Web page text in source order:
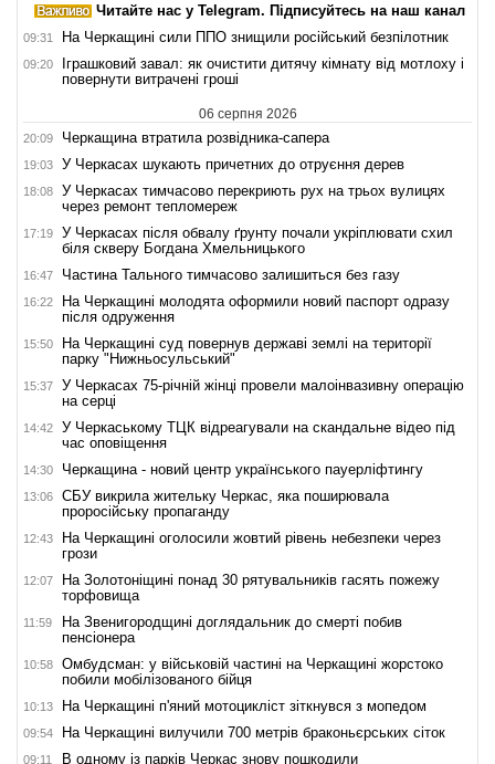
Читайте нас у Telegram. Підписуйтесь на наш канал
09:31 На Черкащині сили ППО знищили російський безпілотник
09:20
Іграшковий завал: як очистити дитячу кімнату від мотлоху і
повернути витрачені гроші
06 серпня 2026
20:09 Черкащина втратила розвідника-сапера
19:03 У Черкасах шукають причетних до отруєння дерев
18:08
У Черкасах тимчасово перекриють рух на трьох вулицях
через ремонт тепломереж
17:19
У Черкасах після обвалу ґрунту почали укріплювати схил
біля скверу Богдана Хмельницького
16:47 Частина Тального тимчасово залишиться без газу
16:22
На Черкащині молодята оформили новий паспорт одразу
після одруження
15:50
На Черкащині суд повернув державі землі на території
парку "Нижньосульський"
15:37
У Черкасах 75-річній жінці провели малоінвазивну операцію
на серці
14:42
У Черкаському ТЦК відреагували на скандальне відео під
час оповіщення
14:30 Черкащина - новий центр українського пауерліфтингу
13:06
СБУ викрила жительку Черкас, яка поширювала
проросійську пропаганду
12:43
На Черкащині оголосили жовтий рівень небезпеки через
грози
12:07
На Золотоніщині понад 30 рятувальників гасять пожежу
торфовища
11:59
На Звенигородщині доглядальник до смерті побив
пенсіонера
10:58
Омбудсман: у військовій частині на Черкащині жорстоко
побили мобілізованого бійця
10:13 На Черкащині п'яний мотоцикліст зіткнувся з мопедом
09:54 На Черкащині вилучили 700 метрів браконьєрських сіток
09:11 В одному із парків Черкас знову пошкодили